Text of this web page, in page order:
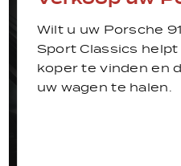
Wilt u uw Porsche
Sport Classics
koper te vinden en
uw wagen te halen.